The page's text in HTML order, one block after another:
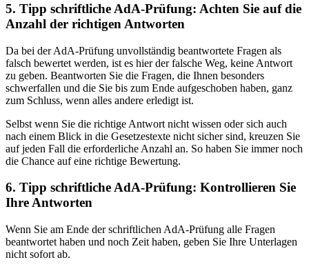
5. Tipp schriftliche AdA-Prüfung: Achten Sie auf die
Anzahl der richtigen Antworten
Da bei der AdA-Prüfung unvollständig beantwortete Fragen als
falsch bewertet werden, ist es hier der falsche Weg, keine Antwort
zu geben. Beantworten Sie die Fragen, die Ihnen besonders
schwerfallen und die Sie bis zum Ende aufgeschoben haben, ganz
zum Schluss, wenn alles andere erledigt ist.
Selbst wenn Sie die richtige Antwort nicht wissen oder sich auch
nach einem Blick in die Gesetzestexte nicht sicher sind, kreuzen Sie
auf jeden Fall die erforderliche Anzahl an. So haben Sie immer noch
die Chance auf eine richtige Bewertung.
6. Tipp schriftliche AdA-Prüfung: Kontrollieren Sie
Ihre Antworten
Wenn Sie am Ende der schriftlichen AdA-Prüfung alle Fragen
beantwortet haben und noch Zeit haben, geben Sie Ihre Unterlagen
nicht sofort ab.